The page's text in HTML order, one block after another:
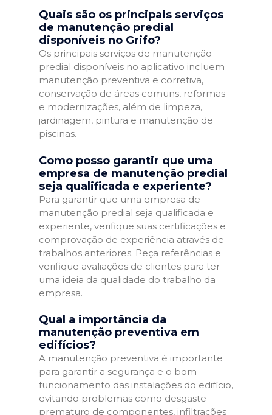
Quais são os principais serviços
de manutenção predial
disponíveis no Grifo?
Os principais serviços de manutenção
predial disponíveis no aplicativo incluem
manutenção preventiva e corretiva,
conservação de áreas comuns, reformas
e modernizações, além de limpeza,
jardinagem, pintura e manutenção de
piscinas.
Como posso garantir que uma
empresa de manutenção predial
seja qualificada e experiente?
Para garantir que uma empresa de
manutenção predial seja qualificada e
experiente, verifique suas certificações e
comprovação de experiência através de
trabalhos anteriores. Peça referências e
verifique avaliações de clientes para ter
uma ideia da qualidade do trabalho da
empresa.
Qual a importância da
manutenção preventiva em
edifícios?
A manutenção preventiva é importante
para garantir a segurança e o bom
funcionamento das instalações do edifício,
evitando problemas como desgaste
prematuro de componentes, infiltrações